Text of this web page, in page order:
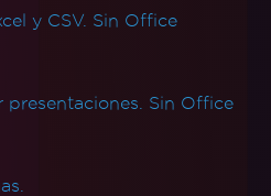
y CSV. Sin Office
presentaciones. Sin Office